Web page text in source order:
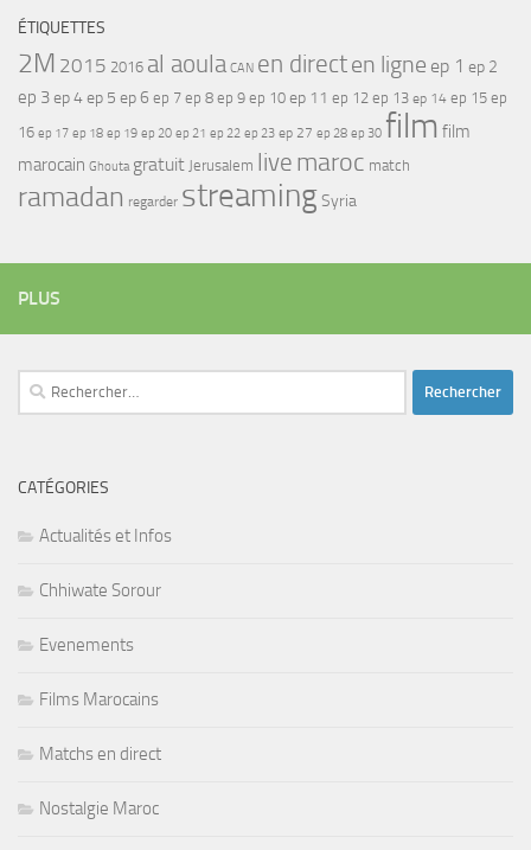
ÉTIQUETTES
2M 2015 2016 al aoula CAN en directen ligne ep 1 ep 2
ep 3ep 4ep 5 ep 6 ep 7 ep 8 ep 9 ep 10 ep 11 ep 12 ep 13 ep 14 ep 15 ep
16 ep 17 ep 18 ep 19 ep 20 ep 21 ep 22 ep 23 ep 27 ep 28 ep 30 film film
marocain Ghouta gratuit Jerusalem live maroc match
ramadan regarder streamingSyria
PLUS
Rechercher :
CATÉGORIES
Actualités et Infos
Chhiwate Sorour
Evenements
Films Marocains
Matchs en direct
Nostalgie Maroc